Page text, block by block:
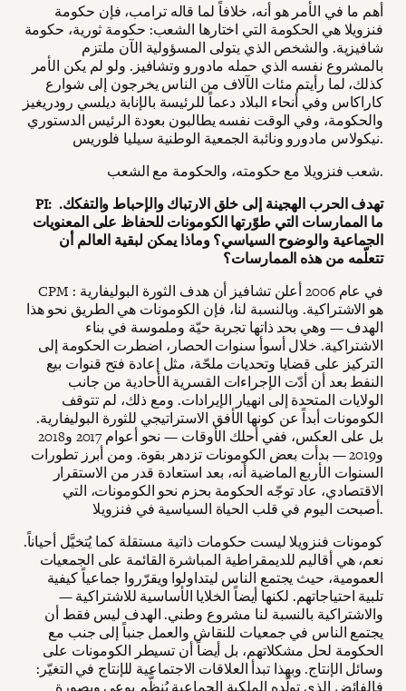
أهم ما في الأمر هو أنه، خلافاً لما قاله ترامب، فإن حكومة
فنزويلا هي الحكومة التي اختارها الشعب: حكومة ثورية، حكومة
شافيزية. والشخص الذي يتولى المسؤولية الآن ملتزم
بالمشروع نفسه الذي حمله مادورو وتشافيز. ولو لم يكن الأمر
كذلك، لما رأيتم مئات الآلاف من الناس يخرجون إلى شوارع
كاراكاس وفي أنحاء البلاد دعماً للرئيسة بالإنابة ديلسي رودريغيز
والحكومة، وفي الوقت نفسه يطالبون بعودة الرئيس الدستوري
نيكولاس مادورو ونائبة الجمعية الوطنية سيليا فلوريس.
شعب فنزويلا مع حكومته، والحكومة مع الشعب.
PI: تهدف الحرب الهجينة إلى خلق الارتباك والإحباط والتفكك.
ما الممارسات التي طوّرتها الكومونات للحفاظ على المعنويات
الجماعية والوضوح السياسي؟ وماذا يمكن لبقية العالم أن
تتعلّمه من هذه الممارسات؟
CPM : في عام 2006 أعلن تشافيز أن هدف الثورة البوليفارية
هو الاشتراكية. وبالنسبة لنا، فإن الكومونات هي الطريق نحو هذا
الهدف — وهي بحد ذاتها تجربة حيّة وملموسة في بناء
الاشتراكية. خلال أسوأ سنوات الحصار، اضطرت الحكومة إلى
التركيز على قضايا وتحديات ملحّة، مثل إعادة فتح قنوات بيع
النفط بعد أن أدّت الإجراءات القسرية الأحادية من جانب
الولايات المتحدة إلى انهيار الإيرادات. ومع ذلك، لم تتوقف
الكومونات أبداً عن كونها الأفق الاستراتيجي للثورة البوليفارية.
بل على العكس، ففي أحلك الأوقات — نحو أعوام 2017 و2018
و2019 — بدأت بعض الكومونات تزدهر بقوة. ومن أبرز تطورات
السنوات الأربع الماضية أنه، بعد استعادة قدر من الاستقرار
الاقتصادي، عاد توجّه الحكومة بحزم نحو الكومونات، التي
أصبحت اليوم في قلب الحياة السياسية في فنزويلا.
كومونات فنزويلا ليست حكومات ذاتية مستقلة كما يُتخيَّل أحياناً.
نعم، هي أقاليم للديمقراطية المباشرة القائمة على الجمعيات
العمومية، حيث يجتمع الناس ليتداولوا ويقرّروا جماعياً كيفية
تلبية احتياجاتهم. لكنها أيضاً الخلايا الأساسية للاشتراكية —
والاشتراكية بالنسبة لنا مشروع وطني. الهدف ليس فقط أن
يجتمع الناس في جمعيات للنقاش والعمل جنباً إلى جنب مع
الحكومة لحل مشكلاتهم، بل أيضاً أن تسيطر الكومونات على
وسائل الإنتاج. وبهذا تبدأ العلاقات الاجتماعية للإنتاج في التغيّر:
فالفائض الذي تولّده الملكية الجماعية يُنظَّم بوعي وبصورة